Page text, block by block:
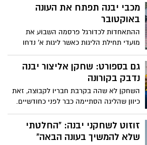
להבהיר לה כי לא תוכל להכניס אפילו אוהד
אחד לתוך היכל ראלף קליין. באליצור
מתוסכלים: "הקהל היה הכוח שלנו השנה"
מכבי יבנה תפתח את העונה
באוקטובר
ההתאחדות לכדורגל פרסמה השבוע את
מועדי תחילת הליגות כאשר ליגות א' נדחו
בשנה. העירייה מגבשת מתווה לתקצוב
קבוצות הספורט בעיר והשבוע יועברו
הנתונים. זוזוט מתנדנד, במועדון אמרו:
"חייבים לשחק עם קהל"
גם בספורט: שחקן אליצור יבנה
נדבק בקורונה
השחקן לא שהה בקרבת חבריו לקבוצה, זאת
כיוון שהליגה הסתיימה כבר לפני כחודשיים.
מצבו הבריאותי נהדר ואינו חש תסמינים
בשלב זה. השחקן משמש גם כמאמן במחלקת
הילדים והודיע להם שהאימונים הקרובים
זוזוט לשחקני יבנה: "החלטתי
שלא להמשיך בעונה הבאה"